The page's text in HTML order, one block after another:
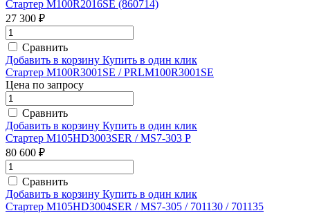
Стартер M100R2016SE (860714)
27 300 ₽
Сравнить
Добавить в корзину Купить в один клик
Стартер M100R3001SE / PRLM100R3001SE
Цена по запросу
Сравнить
Добавить в корзину Купить в один клик
Стартер M105HD3003SER / MS7-303 P
80 600 ₽
Сравнить
Добавить в корзину Купить в один клик
Стартер M105HD3004SER / MS7-305 / 701130 / 701135